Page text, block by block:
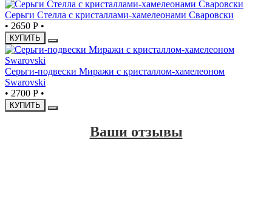
Серьги Стелла с кристаллами-хамелеонами Сваровски
• 2650 Р •
КУПИТЬ
Серьги-подвески Миражи с кристаллом-хамелеоном
Swarovski
• 2700 Р •
КУПИТЬ
Ваши отзывы